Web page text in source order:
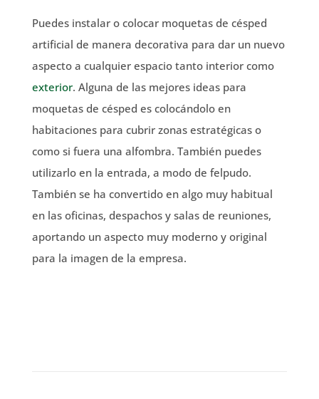
Puedes instalar o colocar moquetas de césped
artificial de manera decorativa para dar un nuevo
aspecto a cualquier espacio tanto interior como
exterior. Alguna de las mejores ideas para
moquetas de césped es colocándolo en
habitaciones para cubrir zonas estratégicas o
como si fuera una alfombra. También puedes
utilizarlo en la entrada, a modo de felpudo.
También se ha convertido en algo muy habitual
en las oficinas, despachos y salas de reuniones,
aportando un aspecto muy moderno y original
para la imagen de la empresa.